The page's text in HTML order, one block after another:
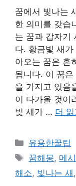
꿈에서 빛나는
한 의미를 갖습
는 꿈과 갑자기
다. 황금빛 새
아오는 꿈은 흔
됩니다. 이 꿈
을 가지고 있음
이 다가올 것이
빛 새가 … 더 읽
카
테
고
리
유용한꿀팁
태
그
꿈해몽, 메
해소, 빛나는 새 ,